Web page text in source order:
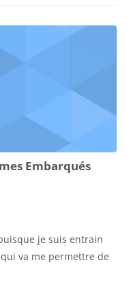
Embarqués
je suis entrain
va me permettre de